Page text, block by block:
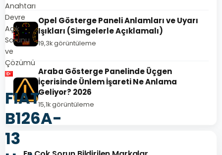
Anahtarı
Devre
Açık
Sorunu
ve
Çözümü
FIAT
B126A-
13
Opel Gösterge Paneli Anlamları ve Uyarı
Işıkları (Simgelerle Açıklamalı)
19,3k görüntüleme
Araba Gösterge Panelinde Üçgen
İçerisinde Ünlem İşareti Ne Anlama
Geliyor? 2026
15,1k görüntüleme